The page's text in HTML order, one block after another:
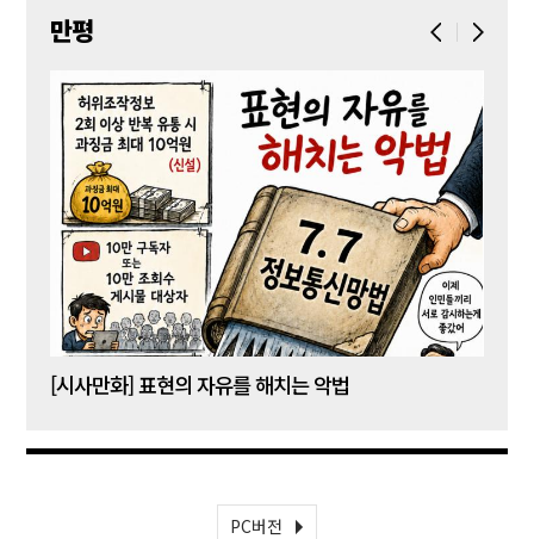
만평
[시사만화] 표현의 자유를 해치는 악법
PC버전